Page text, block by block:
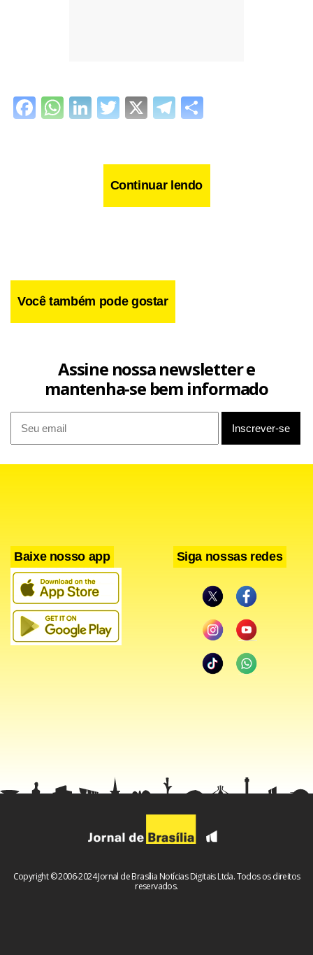
Facebook
WhatsApp
LinkedIn
Twitter
X Telegram
Continuar lendo
Você também pode gostar
Assine nossa newsletter e
mantenha-se bem informado
Baixe nosso app Siga nossas redes
Copyright © 2006-2024 Jornal de Brasília Notícias Digitais Ltda. Todos os direitos
reservados.